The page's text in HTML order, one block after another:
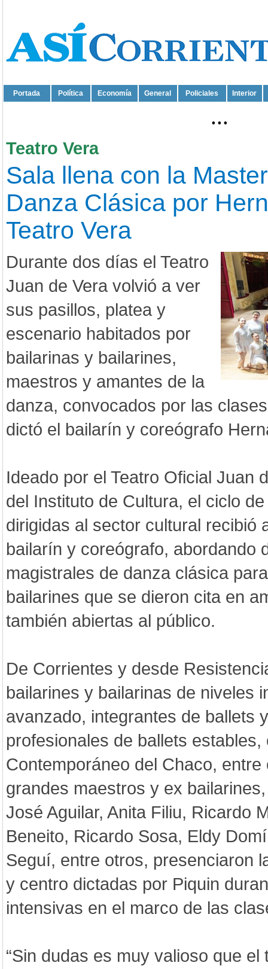
Portada Política Economía General Policiales Interior
...
Teatro Vera
Sala llena con la
Danza Clásica por
Teatro Vera
Durante dos días el Teatro
Juan de Vera volvió a ver
sus pasillos, platea y
escenario habitados por
bailarinas y bailarines,
maestros y amantes de la
danza, convocados por las
dictó el bailarín y coreógrafo
Ideado por el Teatro Oficial Juan
del Instituto de Cultura, el ciclo
dirigidas al sector cultural recibió
bailarín y coreógrafo, abordando
magistrales de danza clásica
bailarines que se dieron cita en
también abiertas al público.
De Corrientes y desde
bailarines y bailarinas de niveles
avanzado, integrantes de ballets
profesionales de ballets estables,
Contemporáneo del Chaco,
grandes maestros y ex
José Aguilar, Anita Filiu, Ricardo
Beneito, Ricardo Sosa, Eldy
Seguí, entre otros, presenciaron
y centro dictadas por Piquin
intensivas en el marco de las
“Sin dudas es muy valioso que